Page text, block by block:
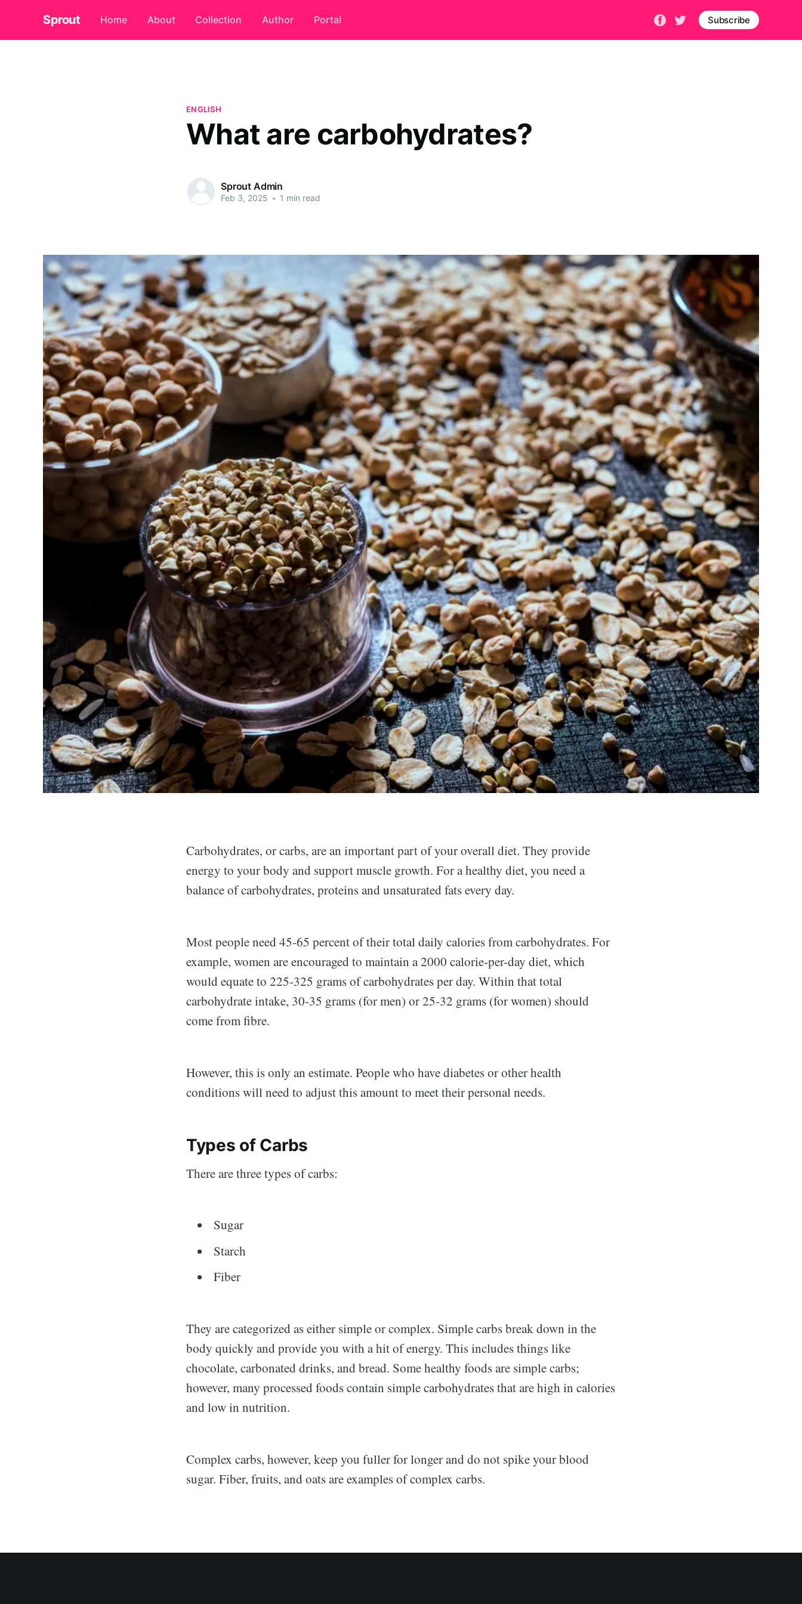
Sprout Home About Collection Author Portal Subscribe
ENGLISH
What are carbohydrates?
Sprout Admin
Feb 3, 2025 • 1 min read
Carbohydrates, or carbs, are an important part of your overall diet. They provide
energy to your body and support muscle growth. For a healthy diet, you need a
balance of carbohydrates, proteins and unsaturated fats every day.
Most people need 45-65 percent of their total daily calories from carbohydrates. For
example, women are encouraged to maintain a 2000 calorie-per-day diet, which
would equate to 225-325 grams of carbohydrates per day. Within that total
carbohydrate intake, 30-35 grams (for men) or 25-32 grams (for women) should
come from fibre.
However, this is only an estimate. People who have diabetes or other health
conditions will need to adjust this amount to meet their personal needs.
Types of Carbs
There are three types of carbs:
Sugar
Starch
Fiber
They are categorized as either simple or complex. Simple carbs break down in the
body quickly and provide you with a hit of energy. This includes things like
chocolate, carbonated drinks, and bread. Some healthy foods are simple carbs;
however, many processed foods contain simple carbohydrates that are high in calories
and low in nutrition.
Complex carbs, however, keep you fuller for longer and do not spike your blood
sugar. Fiber, fruits, and oats are examples of complex carbs.